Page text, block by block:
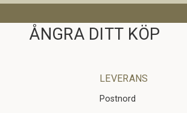
ÅNGRA DITT KÖP
LEVERANS
Postnord